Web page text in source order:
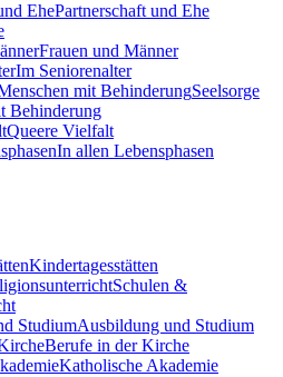
Partnerschaft und Ehe
Frauen und Männer
Im Seniorenalter
Seelsorge
Behinderung
Queere Vielfalt
In allen Lebensphasen
Kindertagesstätten
Schulen &
Ausbildung und Studium
Berufe in der Kirche
Katholische Akademie